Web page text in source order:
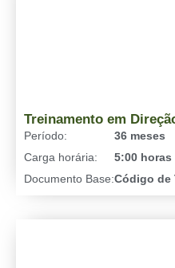
Treinamento em
Período:
Carga horária:
Documento Base:
36 meses
5:00 horas
Código de